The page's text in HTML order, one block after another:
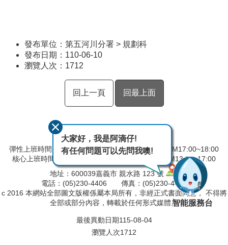
發布單位：第五河川分署 > 規劃科
發布日期：110-06-10
瀏覽人次： 1712
回上一頁 回最上面
彈性上班時間：AM08:00~09:00 彈性下班時間：PM17:00~18:00
核心上班時間：星期一 ~ 星期五 AM9:00~12:30 PM13:30~17:00
地址：600039嘉義市 親水路 123 號
電話：(05)230-4406 傳真：(05)230-4421
c 2016 本網站全部圖文版權係屬本局所有，非經正式書面同意， 不得將
全部或部分內容，轉載於任何形式媒體。
最後異動日期115-08-04
瀏覽人次1712
大家好，我是阿滴仔!
有任何問題可以先問我噢!
智能服務台